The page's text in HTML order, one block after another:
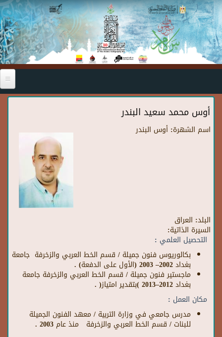
Skip to main content
أوس محمد سعيد البندر
اسم الشهرة: أوس البندر
البلد: العراق
السيرة الذاتية:
التحصيل العلمي :
بكالوريوس فنون جميلة / قسم الخط العربي والزخرفة جامعة
بغداد
ماجستير فنون جميلة / قسم الخط العربي والزخرفة جامعة
بغداد 2012–2013 )بتقدير امتياز(
.
مكان العمل :
مدرس جامعي في وزارة التربية / معهد الفنون الجميلة
للبنات / قسم الخط العربي والزخرفة منذ عام 2003 .